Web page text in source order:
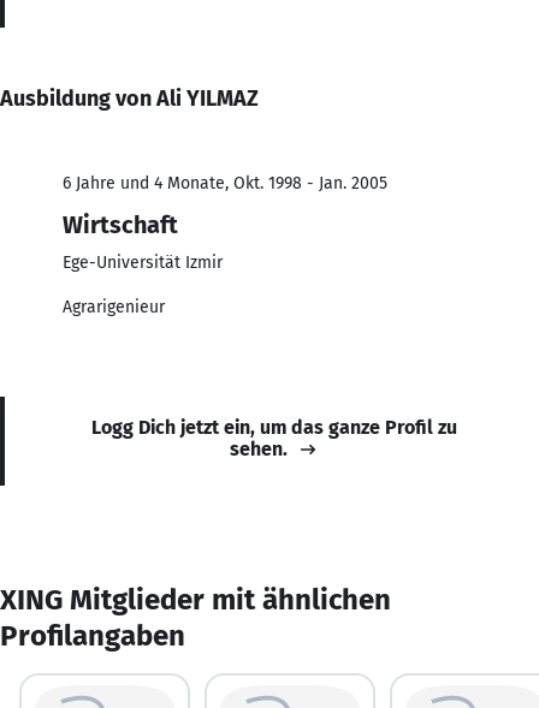
Ausbildung von Ali YILMAZ
6 Jahre und 4 Monate, Okt. 1998 - Jan. 2005
Wirtschaft
Ege-Universität Izmir
Agrarigenieur
Logg Dich jetzt ein, um das ganze Profil zu
sehen.
XING Mitglieder mit ähnlichen
Profilangaben